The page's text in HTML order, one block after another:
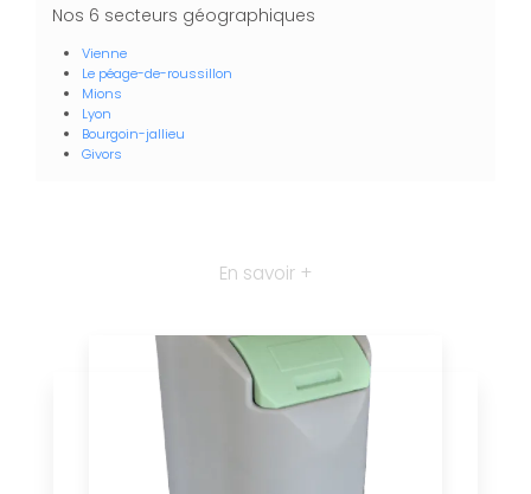
Nos 6 secteurs géographiques
Vienne
Le péage-de-roussillon
Mions
Lyon
Bourgoin-jallieu
Givors
En savoir +